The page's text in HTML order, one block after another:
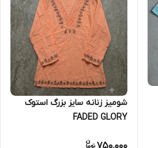
شومیز زنانه سایز بزرگ استوک
FADED GLORY